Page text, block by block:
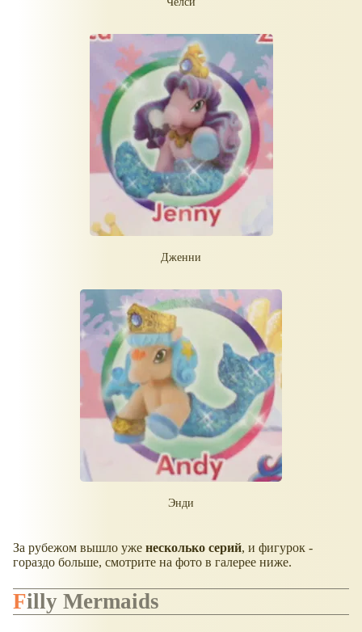
Дженни
Энди
За рубежом вышло уже несколько серий, и фигурок -
гораздо больше, смотрите на фото в галерее ниже.
Filly Mermaids